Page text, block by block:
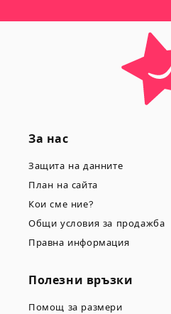
За нас
Защита на данните
План на сайта
Кои сме ние?
Общи условия за продажба
Правна информация
Полезни връзки
Помощ за размери